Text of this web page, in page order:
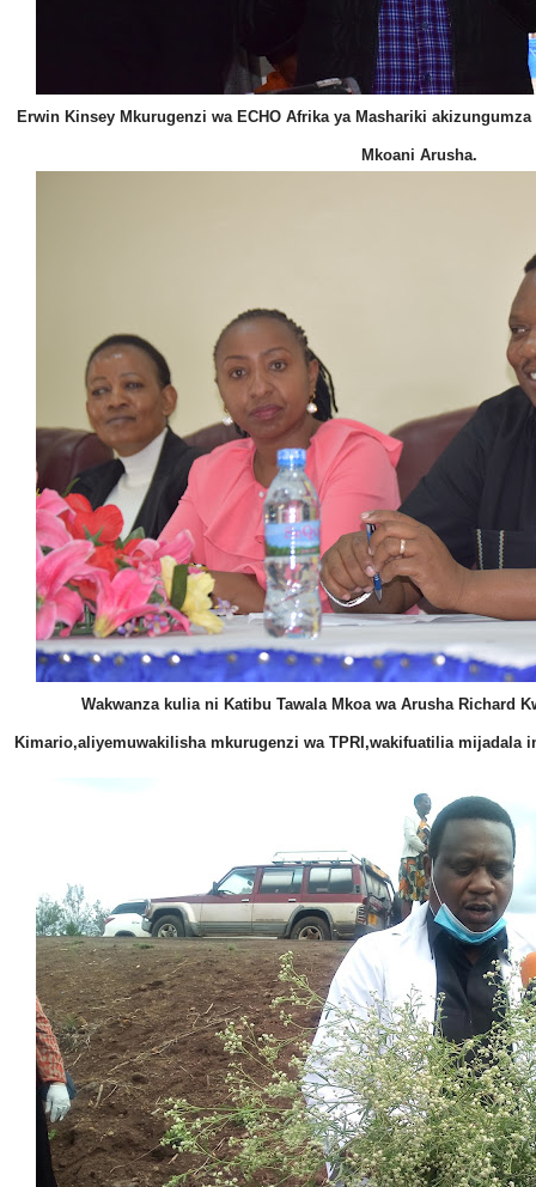
Erwin Kinsey Mkurugenzi wa ECHO Afrika ya Mashariki
Mkoani Arusha.
Wakwanza kulia ni Katibu Tawala Mkoa wa Arusha Richard
Kimario,aliyemuwakilisha mkurugenzi wa TPRI,wakifuatilia mijadala